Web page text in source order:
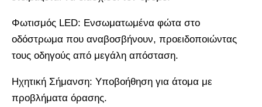
Φωτισμός LED: Ενσωματωμένα φώτα στο
οδόστρωμα που αναβοσβήνουν, προειδοποιώντας
τους οδηγούς από μεγάλη απόσταση.
Ηχητική Σήμανση: Υποβοήθηση για άτομα με
προβλήματα όρασης.